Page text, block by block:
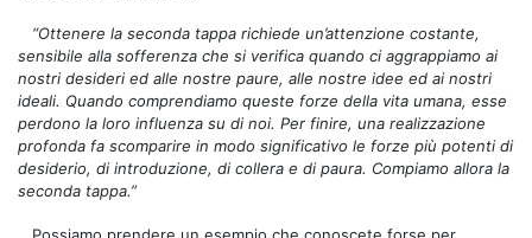
“Ottenere la seconda tappa richiede un’attenzione costante,
sensibile alla sofferenza che si verifica quando ci aggrappiamo ai
nostri desideri ed alle nostre paure, alle nostre idee ed ai nostri
ideali. Quando comprendiamo queste forze della vita umana, esse
perdono la loro influenza su di noi. Per finire, una realizzazione
profonda fa scomparire in modo significativo le forze più potenti di
desiderio, di introduzione, di collera e di paura. Compiamo allora la
seconda tappa.”
Possiamo prendere un esempio che conoscete forse per